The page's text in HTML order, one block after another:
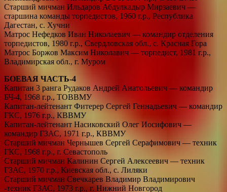
Старший мичман Ильдаров Абдулкадыр Мирзаевич —
старшина команды торпедистов, 1960 г.р., Республика
Дагестан, с. Хучни
Матрос Нефедков Иван Николаевич — командир отделения
торпедистов, 1980 г.р., Свердловская обл., с. Красная Гора
Матрос Боржов Максим Николавич — торпедист, 1981 г.р.,
Владимирская обл., г. Муром
БОЕВАЯ ЧАСТЬ-4
Капитан 3 ранга Рудаков Андрей Анатольевич — командир
БЧ-4, 1968 г.р., ТОВВМУ
Капитан-лейтенант Фитерер Сергей Геннадьевич — командир
ГКС, 1976 г.р., КВВМУ
Капитан-лейтенант Насиковский Олег Иосифович —
командир ГЗАС, 1971 г.р., КВВМУ
Старший мичман Чернышев Сергей Серафимович — техник
ГКС, 1968 г.р., г. Севастополь
Старший мичман Калинин Сергей Алексеевич — техник
ГЗАС, 1970 г.р., Киевская обл., с. Лиляки
Старший мичман Свечкарев Владимир Владимирович
-техник ГЗАС, 1973 г.р., г. Нижний Новгород